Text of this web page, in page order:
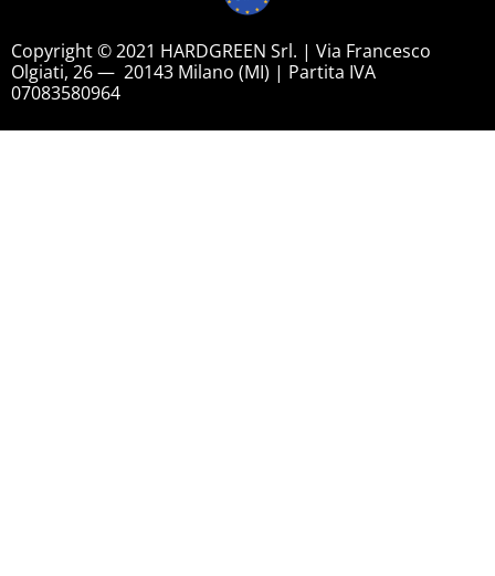
Copyright © 2021 HARDGREEN Srl. | Via Francesco
Olgiati, 26 — 20143 Milano (MI) | Partita IVA
07083580964